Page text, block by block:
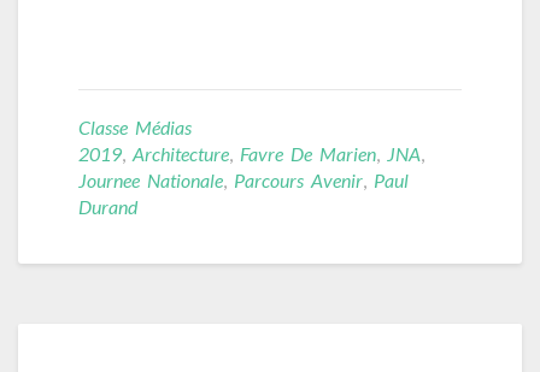
Classe Médias
2019 Architecture Favre De Marien JNA
Journee Nationale Parcours Avenir Paul
Durand